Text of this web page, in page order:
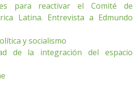
para reactivar el Comité de
Latina. Entrevista a Edmundo
y socialismo
de la integración del espacio